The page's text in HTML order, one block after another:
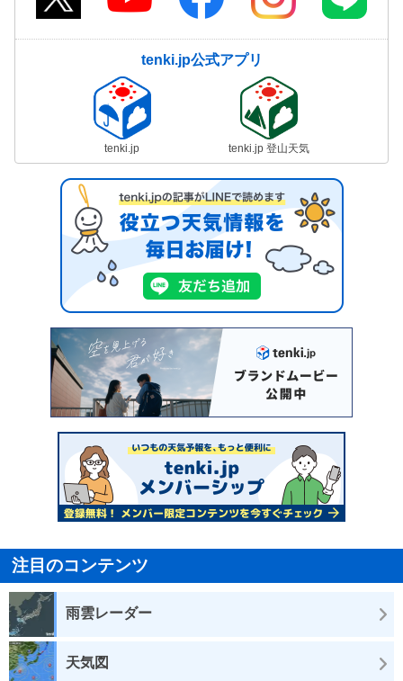
tenki.jp公式アプリ
tenki.jp tenki.jp 登山天気
注目のコンテンツ
雨雲レーダー
天気図